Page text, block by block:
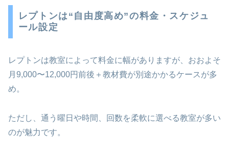
レプトンは“自由度高め”の料金・スケジュ
ール設定
レプトンは教室によって料金に幅がありますが、おおよそ
月9,000〜12,000円前後＋教材費が別途かかるケースが多
め。
ただし、通う曜日や時間、回数を柔軟に選べる教室が多い
のが魅力です。